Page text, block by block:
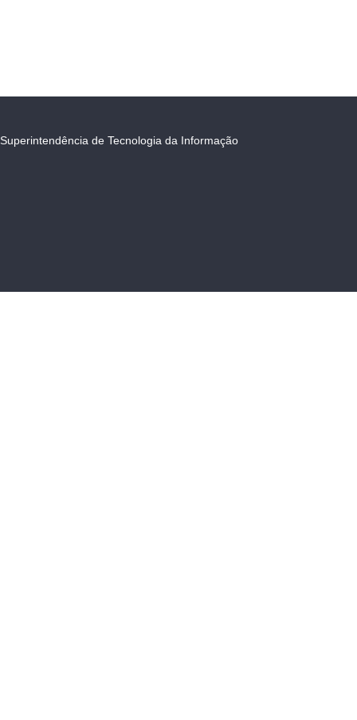
Superintendência de Tecnologia da Informação